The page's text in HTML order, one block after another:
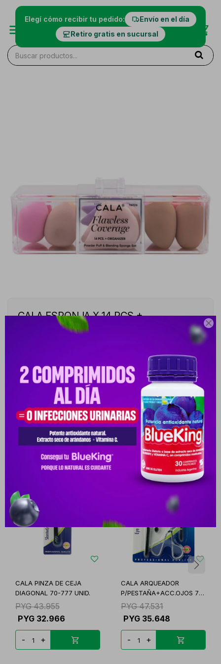

Elegí cómo recibir tu pedido:
Envío en el día
Retiro gratis en sucursal
CALA ESPONJA X 14 PCS +
ORGANIZADOR ACR
Este artículo está agotado.
Productos que te pueden interesar
CALA PINZA DE CEJA
DIAGONAL 70-777 UNID.
PYG 43.955
PYG 32.966
- +
CALA ARQUEADOR
P/PESTAÑA+ACC.OJOS 70-
435
PYG 47.531
PYG 35.648
- +